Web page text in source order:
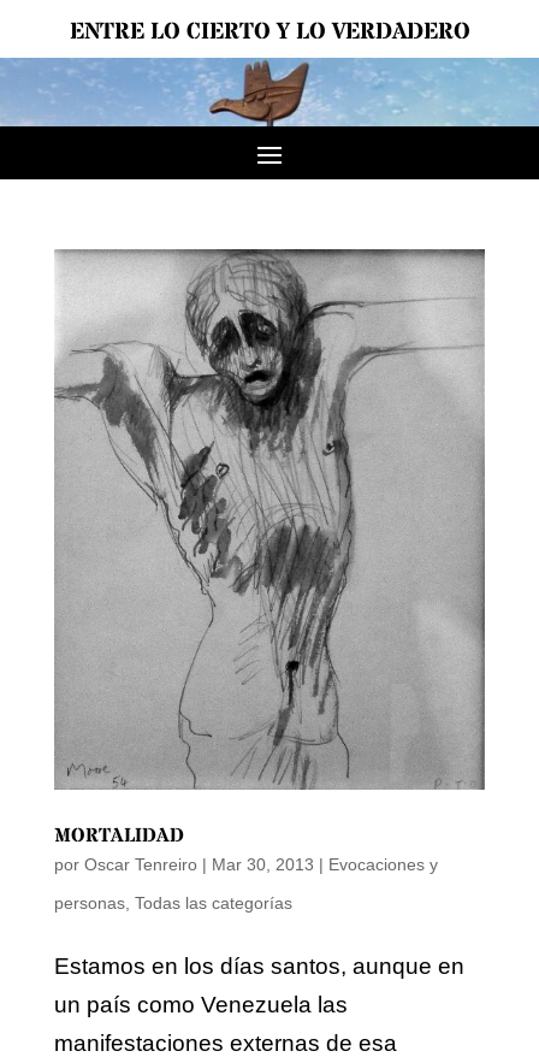
ENTRE LO CIERTO Y LO VERDADERO
MORTALIDAD
por Oscar Tenreiro| Mar 30, 2013 | Evocaciones y
personas, Todas las categorías
Estamos en los días santos, aunque en
un país como Venezuela las
manifestaciones externas de esa